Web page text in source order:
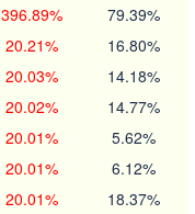
396.89% 79.39%
20.21% 16.80%
20.03% 14.18%
20.02% 14.77%
20.01% 5.62%
20.01% 6.12%
20.01% 18.37%